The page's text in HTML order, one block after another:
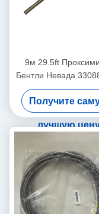
9м 29.5ft
Бентли Невада
0-0-03-02
Получите
лучшую